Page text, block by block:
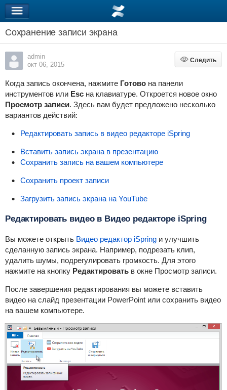
Сохранение записи экрана
admin
окт 06, 2015
Следить
Следить
Когда запись окончена, нажмите Готовона панели
инструментов или Escна клавиатуре. Откроется новое окно
Просмотр записи. Здесь вам будет предложено несколько
вариантов действий:
Редактировать запись в видео редакторе iSpring
Вставить запись экрана в презентацию
Сохранить запись на вашем компьютере
Сохранить проект записи
Загрузить запись экрана на YouTube
Редактировать видео в Видео редакторе iSpring
Вы можете открыть Видео редактор iSpringи улучшить
сделанную запись экрана. Например, подрезать клип,
удалить шумы, подрегулировать громкость. Для этого
нажмите на кнопку Редактироватьв окне Просмотр записи.
После завершения редактирования вы можете вставить
видео на слайд презентации PowerPoint или сохранить видео
на вашем компьютере.